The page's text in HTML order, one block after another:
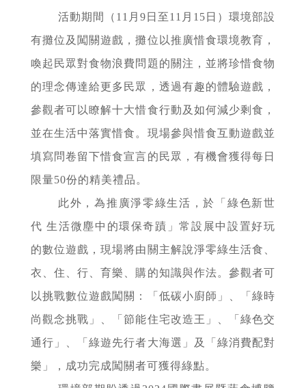
活動期間（11月9日至11月15日）環境部設
有攤位及闖關遊戲，攤位以推廣惜食環境教育，
喚起民眾對食物浪費問題的關注，並將珍惜食物
的理念傳達給更多民眾，透過有趣的體驗遊戲，
參觀者可以瞭解十大惜食行動及如何減少剩食，
並在生活中落實惜食。現場參與惜食互動遊戲並
填寫問卷留下惜食宣言的民眾，有機會獲得每日
限量50份的精美禮品。
此外，為推廣淨零綠生活，於「綠色新世
代 生活微塵中的環保奇蹟」常設展中設置好玩
的數位遊戲，現場將由關主解說淨零綠生活食、
衣、住、行、育樂、購的知識與作法。參觀者可
以挑戰數位遊戲闖關：「低碳小廚師」、「綠時
尚觀念挑戰」、「節能住宅改造王」、「綠色交
通行」、「綠遊先行者大海選」及「綠消費配對
樂」，成功完成闖關者可獲得綠點。